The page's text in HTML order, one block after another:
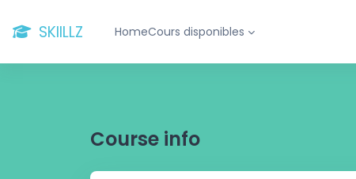
SKIILLZ HomeCours disponibles
Course info